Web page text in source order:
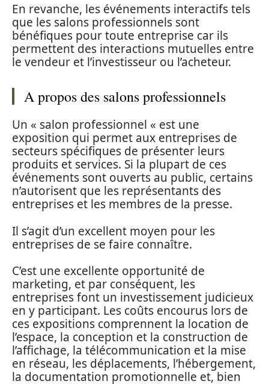
En revanche, les événements interactifs tels
que les salons professionnels sont
bénéfiques pour toute entreprise car ils
permettent des interactions mutuelles entre
le vendeur et l’investisseur ou l’acheteur.
A propos des salons professionnels
Un « salon professionnel « est une
exposition qui permet aux entreprises de
secteurs spécifiques de présenter leurs
produits et services. Si la plupart de ces
événements sont ouverts au public, certains
n’autorisent que les représentants des
entreprises et les membres de la presse.
Il s’agit d’un excellent moyen pour les
entreprises de se faire connaître.
C’est une excellente opportunité de
marketing, et par conséquent, les
entreprises font un investissement judicieux
en y participant. Les coûts encourus lors de
ces expositions comprennent la location de
l’espace, la conception et la construction de
l’affichage, la télécommunication et la mise
en réseau, les déplacements, l’hébergement,
la documentation promotionnelle et, bien